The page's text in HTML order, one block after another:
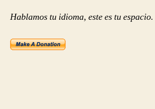
Hablamos tu idioma, este es tu espacio.